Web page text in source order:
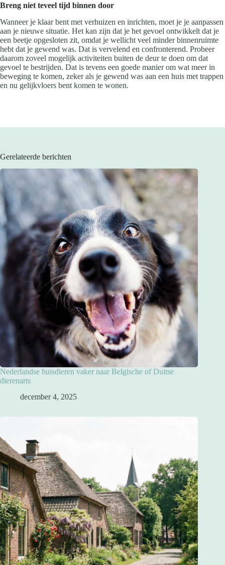
Breng niet teveel tijd binnen door
Wanneer je klaar bent met verhuizen en inrichten, moet je je aanpassen
aan je nieuwe situatie. Het kan zijn dat je het gevoel ontwikkelt dat je
een beetje opgesloten zit, omdat je wellicht veel minder binnenruimte
hebt dat je gewend was. Dat is vervelend en confronterend. Probeer
daarom zoveel mogelijk activiteiten buiten de deur te doen om dat
gevoel te bestrijden. Dat is tevens een goede manier om wat meer in
beweging te komen, zeker als je gewend was aan een huis met trappen
en nu gelijkvloers bent komen te wonen.
Gerelateerde berichten
Nederlandse huisdieren vaker naar Belgische of Duitse
dierenarts
december 4, 2025